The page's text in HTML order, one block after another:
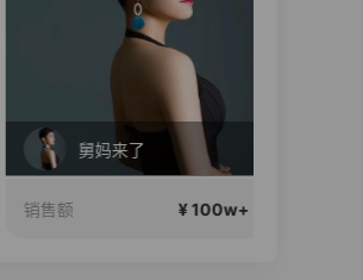
舅妈来了
销售额 ¥ 100w+